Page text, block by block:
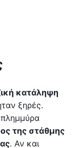
κατάληψη
ξηρές.
της στάθμης
. Αν και